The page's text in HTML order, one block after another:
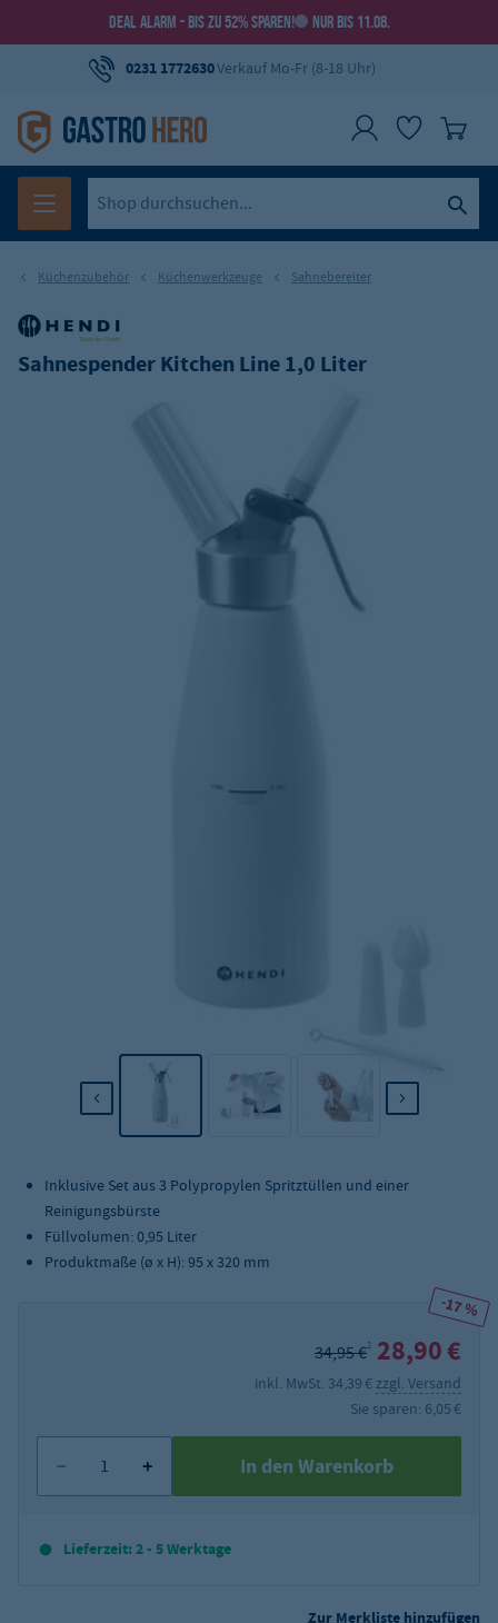
DEAL ALARM - BIS ZU 52% SPAREN! NUR BIS 11.08.
0231 1772630Verkauf Mo-Fr (8-18 Uhr)
Küchenzubehör Küchenwerkzeuge Sahnebereiter
Sahnespender Kitchen Line 1,0 Liter
Inklusive Set aus 3 Polypropylen Spritztüllen und einer
Reinigungsbürste
Füllvolumen: 0,95 Liter
Produktmaße (ø x H):95 x 320 mm
-17 %
34,95 €2 28,90 €
inkl. MwSt. 34,39 € zzgl. Versand
Sie sparen: 6,05 €
In den Warenkorb
Lieferzeit: 2 - 5 Werktage
Zur Merkliste hinzufügen